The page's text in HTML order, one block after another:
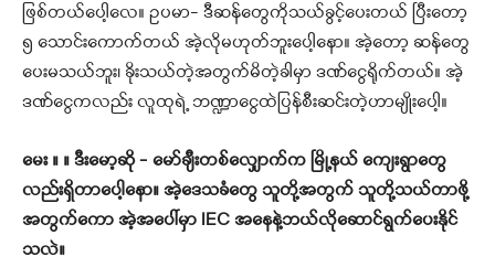
ဖြစ်တယ်ပေါ့လေ။ ဥပမာ- ဒီဆန်တွေကိုသယ်ခွင့်ပေးတယ် ပြီးတော့
၅ သောင်းကောက်တယ် အဲ့လိုမဟုတ်ဘူးပေါ့နော။ အဲ့တော့ ဆန်တွေ
ပေးမသယ်ဘူး၊ ခိုးသယ်တဲ့အတွက်မိတဲ့ခါမှာ ဒဏ်ငွေရိုက်တယ်။ အဲ့
ဒဏ်ငွေကလည်း လူထုရဲ့ ဘဏ္ဍာငွေထဲပြန်စီးဆင်းတဲ့ဟာမျိုးပေါ့။
မေး ။ ။ ဒီးမော့ဆို – မော်ချီးတစ်လျှောက်က မြို့နယ် ကျေးရွာတွေ
လည်းရှိတာပေါ့နော။ အဲ့ဒေသခံတွေ သူတို့အတွက် သူတို့သယ်တာဖို့
အတွက်ကော အဲ့အပေါ်မှာ IEC အနေနဲ့ဘယ်လိုဆောင်ရွက်ပေးနိုင်
သလဲ။